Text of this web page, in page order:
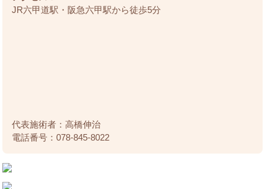
JR六甲道駅・阪急六甲駅から徒歩5分
代表施術者：高橋伸治
電話番号：078-845-8022